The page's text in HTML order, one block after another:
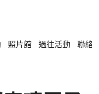
照片館 過往活動 聯絡